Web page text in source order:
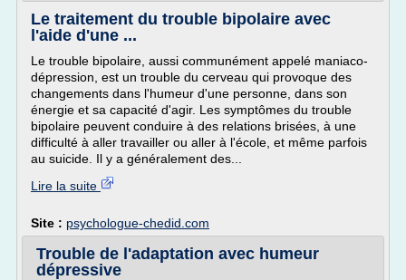
Le traitement du trouble bipolaire avec
l'aide d'une ...
Le trouble bipolaire, aussi communément appelé maniaco-
dépression, est un trouble du cerveau qui provoque des
changements dans l'humeur d'une personne, dans son
énergie et sa capacité d'agir. Les symptômes du trouble
bipolaire peuvent conduire à des relations brisées, à une
difficulté à aller travailler ou aller à l'école, et même parfois
au suicide. Il y a généralement des...
Lire la suite
Site : psychologue-chedid.com
Trouble de l'adaptation avec humeur
dépressive